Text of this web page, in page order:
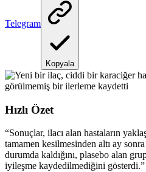
Telegram
Kopyala
Hızlı Özet
“Sonuçlar, ilacı alan hastaların
tamamen kesilmesinden altı ay
durumda kaldığını, plasebo alan
iyileşme kaydedilmediğini gösterdi.”